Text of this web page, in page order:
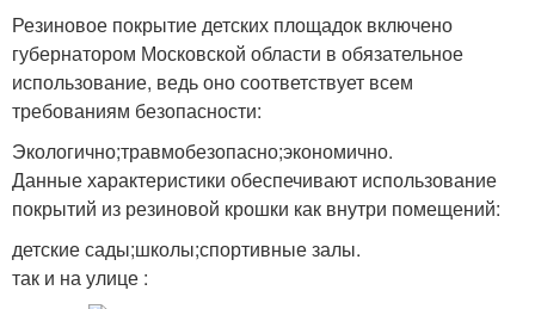
Резиновое покрытие детских площадок включено
губернатором Московской области в обязательное
использование, ведь оно соответствует всем
требованиям безопасности:
Экологично;травмобезопасно;экономично.
Данные характеристики обеспечивают использование
покрытий из резиновой крошки как внутри помещений:
детские сады;школы;спортивные залы.
так и на улице :